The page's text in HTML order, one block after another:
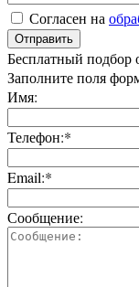
Согласен на
Отправить
Бесплатный подбор
Заполните поля
Имя:
Телефон:*
Email:*
Сообщение: